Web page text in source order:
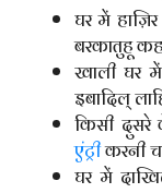
घर में
बरकातुहू
खाली घर
इबादिल्
किसी
एंट्रीकरनी
घर में